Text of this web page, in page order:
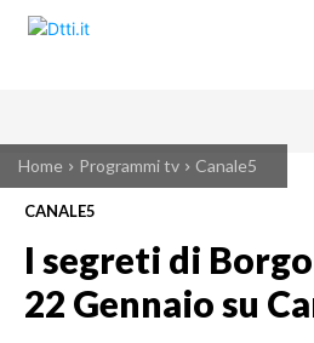
Home Programmi tv Canale5
CANALE5
I segreti di
22 Gennaio su